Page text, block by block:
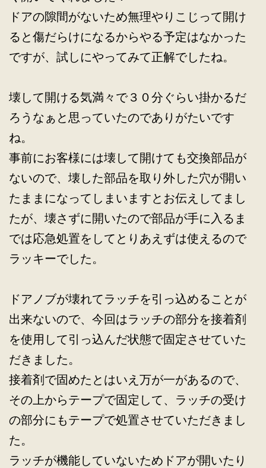
ドアの隙間がないため無理やりこじって開け
ると傷だらけになるからやる予定はなかった
ですが、試しにやってみて正解でしたね。
壊して開ける気満々で３０分ぐらい掛かるだ
ろうなぁと思っていたのでありがたいです
ね。
事前にお客様には壊して開けても交換部品が
ないので、壊した部品を取り外した穴が開い
たままになってしまいますとお伝えしてまし
たが、壊さずに開いたので部品が手に入るま
では応急処置をしてとりあえずは使えるので
ラッキーでした。
ドアノブが壊れてラッチを引っ込めることが
出来ないので、今回はラッチの部分を接着剤
を使用して引っ込んだ状態で固定させていた
だきました。
接着剤で固めたとはいえ万が一があるので、
その上からテープで固定して、ラッチの受け
の部分にもテープで処置させていただきまし
た。
ラッチが機能していないためドアが開いたり